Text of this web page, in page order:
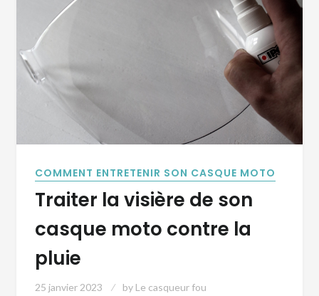
COMMENT ENTRETENIR SON CASQUE MOTO
Traiter la visière de son
casque moto contre la
pluie
25 janvier 2023 by Le casqueur fou